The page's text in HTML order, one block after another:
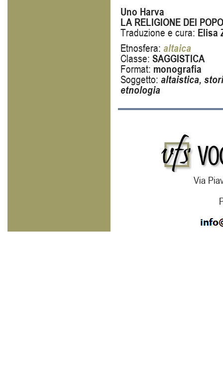
Uno Harva
LA RELIGIONE DEI
Traduzione e cura: Elisa
Etnosfera: altaica
Classe: SAGGISTICA
Format: monografia
Soggetto: altaistica,
etnologia
Via